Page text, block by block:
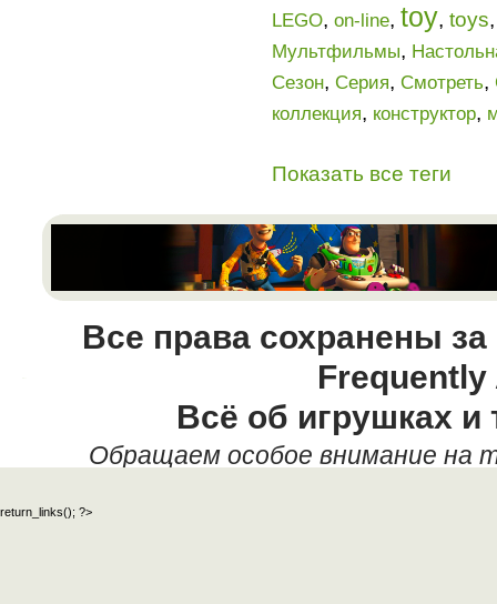
LEGO, on-line, toy, toys
Мультфильмы,
Сезон, Серия, Смотреть,
коллекция, конструктор,
Показать все теги
Все права сохранены
Всё об игрушках и
Обращаем особое внимание на
return_links(); ?>